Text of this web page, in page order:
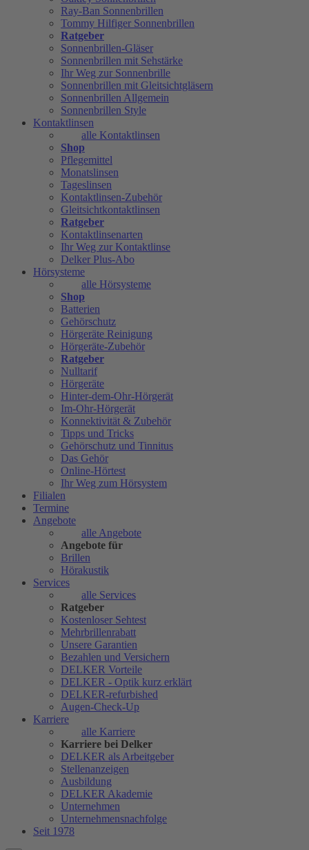
Ray-Ban Sonnenbrillen
Tommy Hilfiger Sonnenbrillen
Ratgeber
Sonnenbrillen-Gläser
Sonnenbrillen mit Sehstärke
Ihr Weg zur Sonnenbrille
Sonnenbrillen mit Gleitsichtgläsern
Sonnenbrillen Allgemein
Sonnenbrillen Style
Kontaktlinsen
alle Kontaktlinsen
Shop
Pflegemittel
Monatslinsen
Tageslinsen
Kontaktlinsen-Zubehör
Gleitsichtkontaktlinsen
Ratgeber
Kontaktlinsenarten
Ihr Weg zur Kontaktlinse
Delker Plus-Abo
Hörsysteme
alle Hörsysteme
Shop
Batterien
Gehörschutz
Hörgeräte Reinigung
Hörgeräte-Zubehör
Ratgeber
Nulltarif
Hörgeräte
Hinter-dem-Ohr-Hörgerät
Im-Ohr-Hörgerät
Konnektivität & Zubehör
Tipps und Tricks
Gehörschutz und Tinnitus
Das Gehör
Online-Hörtest
Ihr Weg zum Hörsystem
Filialen
Termine
Angebote
alle Angebote
Angebote für
Brillen
Hörakustik
Services
alle Services
Ratgeber
Kostenloser Sehtest
Mehrbrillenrabatt
Unsere Garantien
Bezahlen und Versichern
DELKER Vorteile
DELKER - Optik kurz erklärt
DELKER-refurbished
Augen-Check-Up
Karriere
alle Karriere
Karriere bei Delker
DELKER als Arbeitgeber
Stellenanzeigen
Ausbildung
DELKER Akademie
Unternehmen
Unternehmensnachfolge
Seit 1978